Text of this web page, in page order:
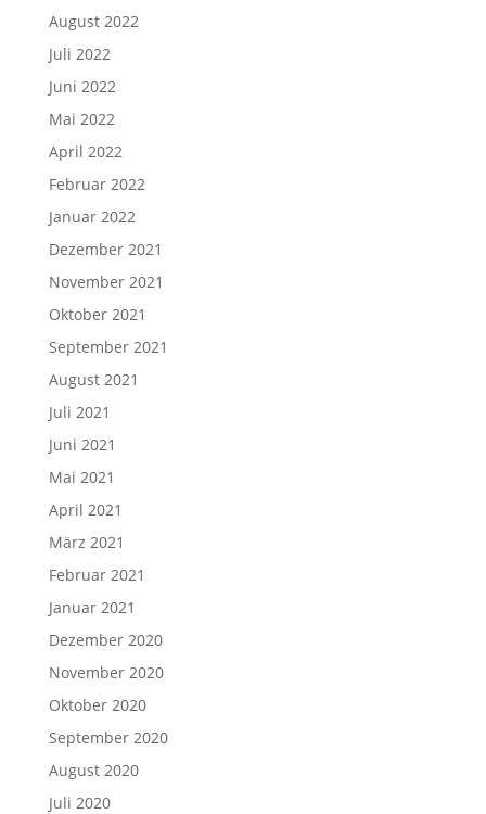
August 2022
Juli 2022
Juni 2022
Mai 2022
April 2022
Februar 2022
Januar 2022
Dezember 2021
November 2021
Oktober 2021
September 2021
August 2021
Juli 2021
Juni 2021
Mai 2021
April 2021
März 2021
Februar 2021
Januar 2021
Dezember 2020
November 2020
Oktober 2020
September 2020
August 2020
Juli 2020